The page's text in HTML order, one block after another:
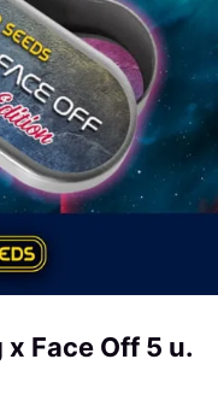
x Face Off 5 u.